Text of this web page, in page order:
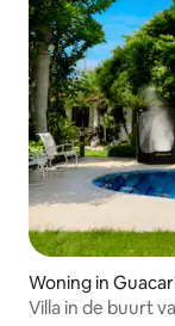
Woning in
Villa in de buurt